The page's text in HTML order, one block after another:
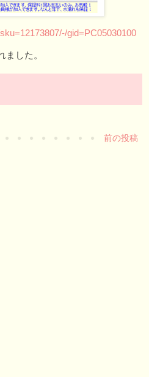
gid=PC05030100
した。
前の投稿